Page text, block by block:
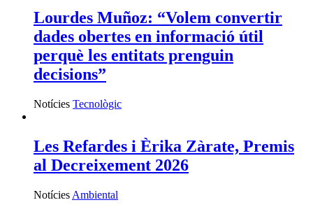
Lourdes Muñoz: “Volem convertir
dades obertes en informació útil
perquè les entitats prenguin
decisions”
Notícies Tecnològic
Les Refardes i Èrika Zàrate, Premis
al Decreixement 2026
Notícies Ambiental